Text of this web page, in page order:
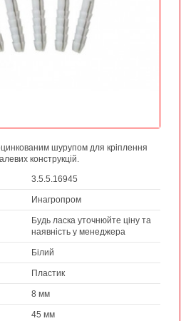
шурупом для кріплення
конструкцій.
3.5.5.16945
Инагропром
Будь ласка уточнюйте ціну та
наявність у менеджера
Білий
Пластик
8 мм
45 мм